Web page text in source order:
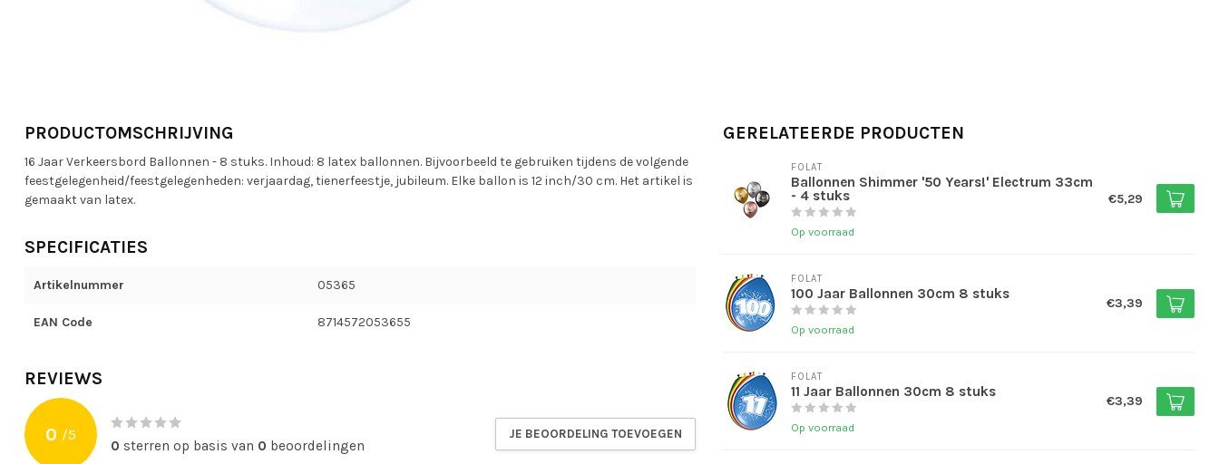
PRODUCTOMSCHRIJVING
16 Jaar Verkeersbord Ballonnen - 8 stuks. Inhoud: 8 latex ballonnen. Bijvoorbeeld te gebruiken tijdens de volgende
feestgelegenheid/feestgelegenheden: verjaardag, tienerfeestje, jubileum. Elke ballon is 12 inch/30 cm. Het artikel is
gemaakt van latex.
SPECIFICATIES
Artikelnummer 05365
EAN Code 8714572053655
REVIEWS
0 /5
0 sterren op basis van 0 beoordelingen
JE BEOORDELING TOEVOEGEN
GERELATEERDE PRODUCTEN
FOLAT
Ballonnen Shimmer '50 Years!' Electrum 33cm
- 4 stuks
Op voorraad
€5,29
FOLAT
100 Jaar Ballonnen 30cm 8 stuks
Op voorraad
€3,39
FOLAT
11 Jaar Ballonnen 30cm 8 stuks
Op voorraad
€3,39